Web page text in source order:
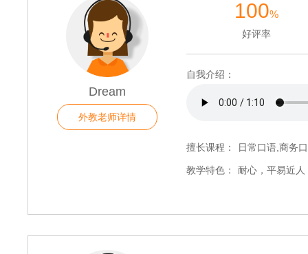
Dream
外教老师详情
100%
好评率
自我介绍：
擅长课程： 日常口语,商务
教学特色： 耐心，平易近